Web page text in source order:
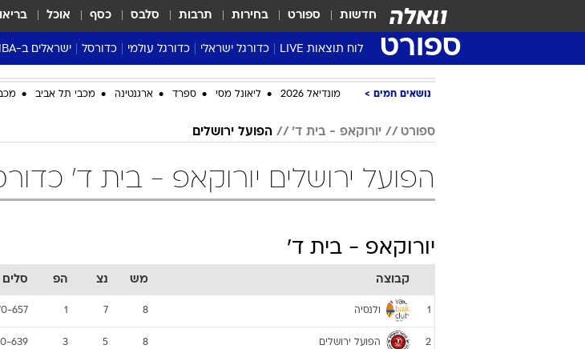
חדשות ספורט בחירות תרבות סלבס כסף אוכל
ספורט לוח תוצאות LIVE כדורגל ישראלי
ליגת העל Winner
גביע המדינה
שגרירים
נבחרות ישראל
כדורגל עולמי
ליגה אנגלית
ליגה צרפתית
ליגת האלופות
כדורסל
ליגת העל
נבחרות ישראל בכדורסל
כדורסל נשים
ישראלים ב-NBA
דני אבדיה
נושאים חמים מונדיאל 2026 ליאונל מסי ספרד ארגנטינה מכבי תל אביב
ספורט יורוקאפ - בית ד' הפועל ירושלים
הפועל ירושלים יורוקאפ - בית ד'
יורוקאפ - בית ד'
קבוצה מש נצ הפ סלים
1 ולנסיה 8
7
1
657
2 הפועל ירושלים 8
5
3
639